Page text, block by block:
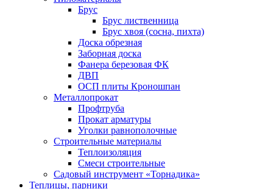
Брус
Брус лиственница
Брус хвоя (сосна, пихта)
Доска обрезная
Заборная доска
Фанера березовая ФК
ДВП
ОСП плиты Кроношпан
Металлопрокат
Профтруба
Прокат арматуры
Уголки равнополочные
Строительные материалы
Теплоизоляция
Смеси строительные
Садовый инструмент «Торнадика»
Теплицы, парники